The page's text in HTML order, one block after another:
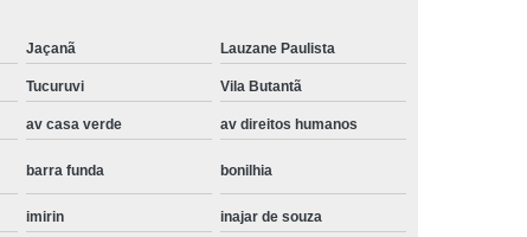
Instalação Maquina de Lavar Roupa
Instalação Maquina Lavar e Seca
Instalar Maquina de Lavar Samsung
Maquina de Lavar Roupa Instalação
Instalação de Lava e Seca
Jaçanã Lauzane Paulista
Tucuruvi Vila Butantã
av casa verde av direitos humanos
barra funda bonilhia
imirin inajar de souza